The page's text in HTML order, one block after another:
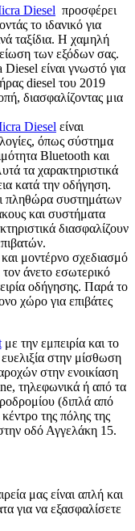
Diesel προσφέρει
το ιδανικό για
ταξίδια. Η χαμηλή
των εξόδων σας.
είναι γνωστό για
diesel του 2019
διασφαλίζοντας μια
Diesel είναι
όπως σύστημα
Bluetooth και
τα χαρακτηριστικά
κατά την οδήγηση.
πληθώρα συστημάτων
και συστήματα
διασφαλίζουν
μοντέρνο σχεδιασμό
άνετο εσωτερικό
οδήγησης. Παρά το
χώρο για επιβάτες
με την εμπειρία και το
στην μίσθωση
στην ενοικίαση
τηλεφωνικά ή από τα
(διπλά από
της πόλης της
οδό Αγγελάκη 15.
μας είναι απλή και
για να εξασφαλίσετε